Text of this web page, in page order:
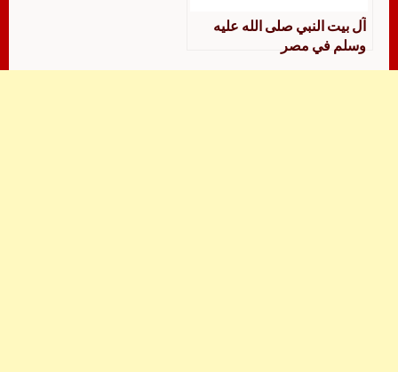
آل بيت النبي صلى الله عليه
وسلم في مصر